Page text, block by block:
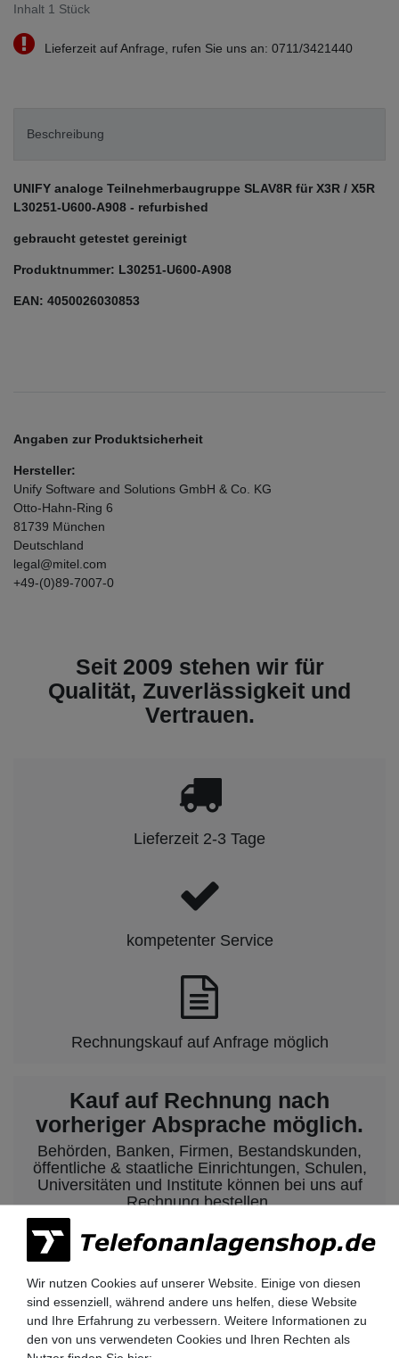
Inhalt 1 Stück
Lieferzeit auf Anfrage, rufen Sie uns an: 0711/3421440
Beschreibung
UNIFY analoge Teilnehmerbaugruppe SLAV8R für X3R / X5R
L30251-U600-A908 - refurbished
gebraucht getestet gereinigt
Produktnummer: L30251-U600-A908
EAN: 4050026030853
Angaben zur Produktsicherheit
Hersteller:
Unify Software and Solutions GmbH & Co. KG
Otto-Hahn-Ring 6
81739 München
Deutschland
legal@mitel.com
+49-(0)89-7007-0
Seit 2009 stehen wir für
Qualität, Zuverlässigkeit und
Vertrauen.
Lieferzeit 2-3 Tage
kompetenter Service
Rechnungskauf auf Anfrage möglich
Kauf auf Rechnung nach
vorheriger Absprache möglich.
Behörden, Banken, Firmen, Bestandskunden,
öffentliche & staatliche Einrichtungen, Schulen,
Universitäten und Institute können bei uns auf
Rechnung bestellen.
Nehmen Sie dazu einfach telefonisch oder per
Email Kontakt mit uns auf.
Siemens HiPath 3000 Telefonanlagen
Siemens HiPath 3350 / 3550
Siemens HiPath 3300 / 3500
Wir nutzen Cookies auf unserer Website. Einige von diesen
sind essenziell, während andere uns helfen, diese Website
und Ihre Erfahrung zu verbessern. Weitere Informationen zu
den von uns verwendeten Cookies und Ihren Rechten als